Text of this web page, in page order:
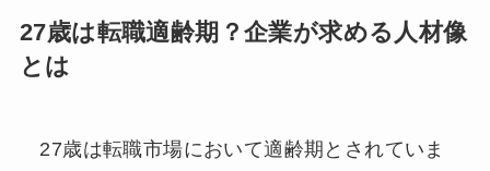
27歳は転職適齢期？企業が求める人材像
とは
27歳は転職市場において適齢期とされていま